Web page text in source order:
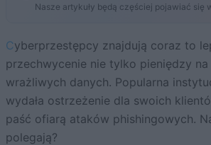
Nasze artykuły będą częściej pojawiać się
Cyberprzestępcy znajdują coraz to lepsze metody na
przechwycenie nie tylko pieniędzy
wrażliwych danych. Popularna
wydała ostrzeżenie dla swoich
paść ofiarą ataków phishingowych.
polegają?